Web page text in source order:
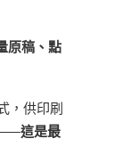
原稿、點
，供印刷
——這是最